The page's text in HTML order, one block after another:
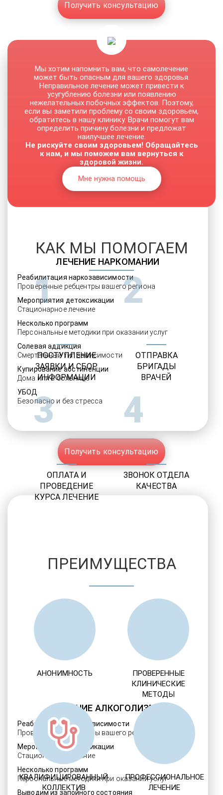
Получить консультацию
ЛЕЧЕНИЕ НАРКОМАНИИ
Реабилитация наркозависимости
Проверенные ребцентры вашего региона
Мероприятия детоксикации
Стационарное лечение
Несколько программ
Персональные методики при оказании услуг
Солевая аддикция
Смертельный тип зависимости
Купирование абстиненции
Дома или в больнице
УБОД
Безопасно и без стресса
Получить консультацию
ЛЕЧЕНИЕ АЛКОГОЛИЗМА
Реабилитация алкозависимости
Проверенные ребцентры вашего региона
Мероприятия детоксикации
Стационарное лечение
Несколько программ
Персональные методики при оказании услуг
Выводим из запойного состояния
Мы хотим напомнить вам, что самолечение
может быть опасным для вашего здоровья.
Неправильное лечение может привести к
усугублению болезни или появлению
нежелательных побочных эффектов. Поэтому,
если вы заметили проблему со своим здоровьем,
обратитесь в нашу клинику. Врачи помогут вам
определить причину болезни и предложат
наилучшее лечение.
Не рискуйте своим здоровьем! Обращайтесь
к нам, и мы поможем вам вернуться к
здоровой жизни.
Мне нужна помощь
КАК МЫ ПОМОГАЕМ
1
ПОСТУПЛЕНИЕ
ЗАЯВКИ И СБОР
ИНФОРМАЦИИ
2
ОТПРАВКА
БРИГАДЫ
ВРАЧЕЙ
3
ОПЛАТА И
ПРОВЕДЕНИЕ
КУРСА ЛЕЧЕНИЕ
4
ЗВОНОК ОТДЕЛА
КАЧЕСТВА
ПРЕИМУЩЕСТВА
АНОНИМНОСТЬ
ПРОВЕРЕННЫЕ
КЛИНИЧЕСКИЕ
МЕТОДЫ
КВАЛИФИЦИРОВАННЫЙ
КОЛЛЕКТИВ
ПРОФЕССИОНАЛЬНОЕ
ЛЕЧЕНИЕ